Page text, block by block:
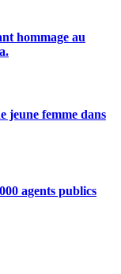
hommage au
jeune femme dans
agents publics